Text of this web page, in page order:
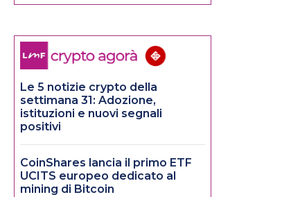
Le 5 notizie crypto della
settimana 31: Adozione,
istituzioni e nuovi segnali
positivi
CoinShares lancia il primo ETF
UCITS europeo dedicato al
mining di Bitcoin